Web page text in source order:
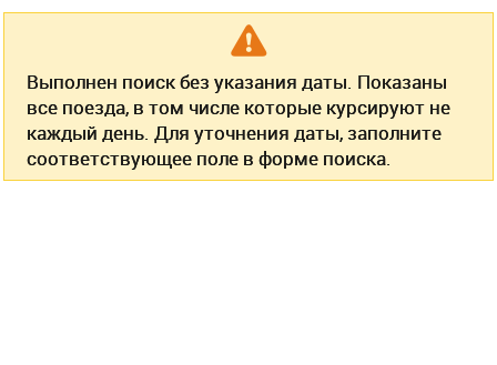
Выполнен поиск без указания даты. Показаны
все поезда, в том числе которые курсируют не
каждый день. Для уточнения даты, заполните
соответствующее поле в форме поиска.